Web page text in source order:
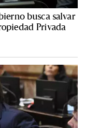
busca salvar
Privada